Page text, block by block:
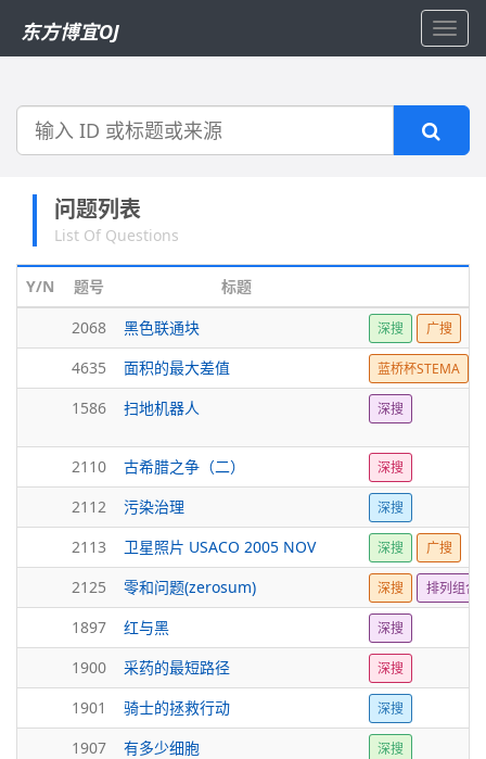
东方博宜OJ
搜
问题列表
List Of Questions
Y/N 题号 标题
2068
黑色联通块 深搜 广搜
4635 面积的最大差值 蓝桥杯STEMA
1586 扫地机器人 深搜
2110 古希腊之争（二） 深搜
2112 污染治理 深搜
2113 卫星照片 USACO 2005 NOV 深搜 广搜
2125 零和问题(zerosum) 深搜 排列组合
1897 红与黑 深搜
1900 采药的最短路径 深搜
1901 骑士的拯救行动 深搜
1907 有多少细胞 深搜